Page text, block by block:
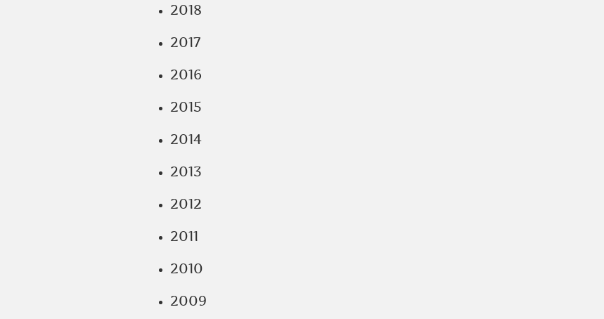
2018
2017
2016
2015
2014
2013
2012
2011
2010
2009